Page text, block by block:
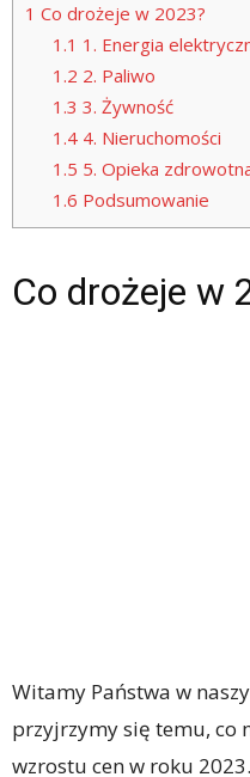
1 Co drożeje w 2023?
1.1 1. Energia
1.2 2. Paliwo
1.3 3. Żywność
1.44. Nieruchomości
1.5 5. Opieka
1.6 Podsumowanie
Co drożeje w
Witamy Państwa w
przyjrzymy się temu, co
wzrostu cen w roku